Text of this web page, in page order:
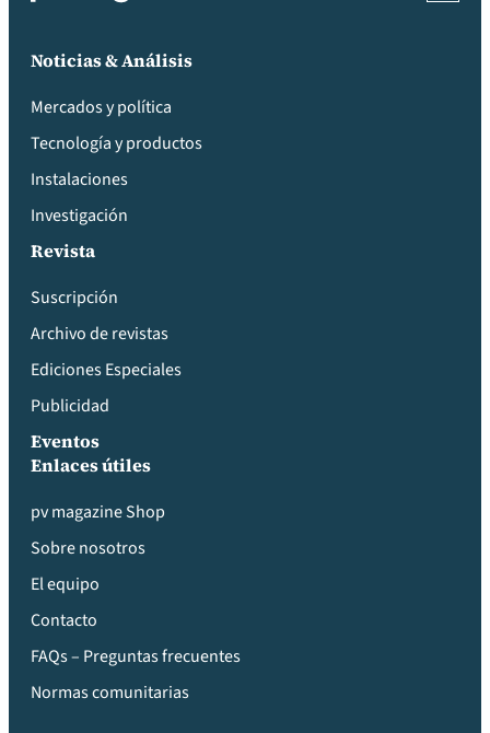
Noticias & Análisis
Mercados y política
Tecnología y productos
Instalaciones
Investigación
Revista
Suscripción
Archivo de revistas
Ediciones Especiales
Publicidad
Eventos
Enlaces útiles
pv magazine Shop
Sobre nosotros
El equipo
Contacto
FAQs – Preguntas frecuentes
Normas comunitarias